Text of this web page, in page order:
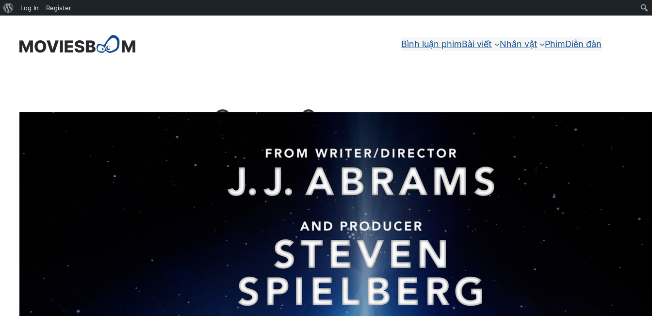
content
Bình luận phimBài viết Nhân vật PhimDiễn đàn
Super 8
2011-06-10 PG-130
Bí ẩn Khoa học viễn tưởng , Ly kỳ – Rùng rợn
Đạo diễn J.J. Abrams
Joel Courtney, Jessica Tuck, Joel McKinnon Miller, Ryan Lee, Zach Mills, Riley Griffiths, Gabriel
Basso, Kyle Chandler
After witnessing a mysterious train crash, a group of friends in the summer of 1979
begin noticing strange happenings going around in their small town, and begin to
investigate into the creepy phenomenon.
About
Log In Register